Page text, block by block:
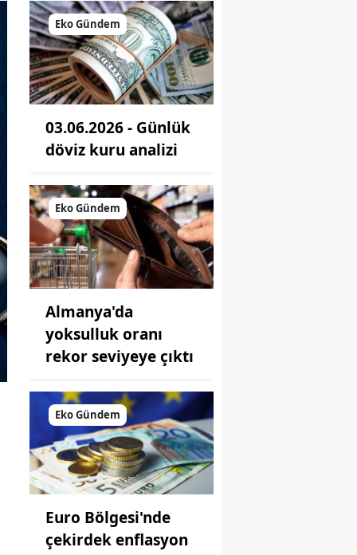
Eko Gündem
03.06.2026 - Günlük
döviz kuru analizi
Eko Gündem
Almanya'da
yoksulluk oranı
rekor seviyeye çıktı
Eko Gündem
Euro Bölgesi'nde
çekirdek enflasyon